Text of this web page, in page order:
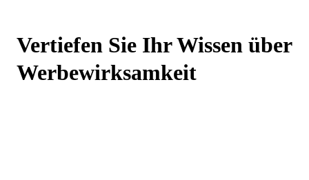
Vertiefen Sie Ihr Wissen über
Werbewirksamkeit